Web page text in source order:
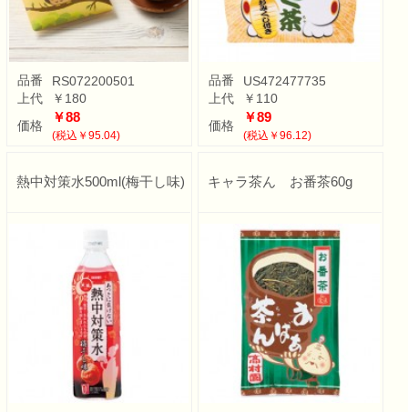
品番
RS072200501
上代
￥180
価格
￥88
(税込￥95.04)
品番
US472477735
上代
￥110
価格
￥89
(税込￥96.12)
熱中対策水500ml(梅干し味) キャラ茶ん お番茶60g